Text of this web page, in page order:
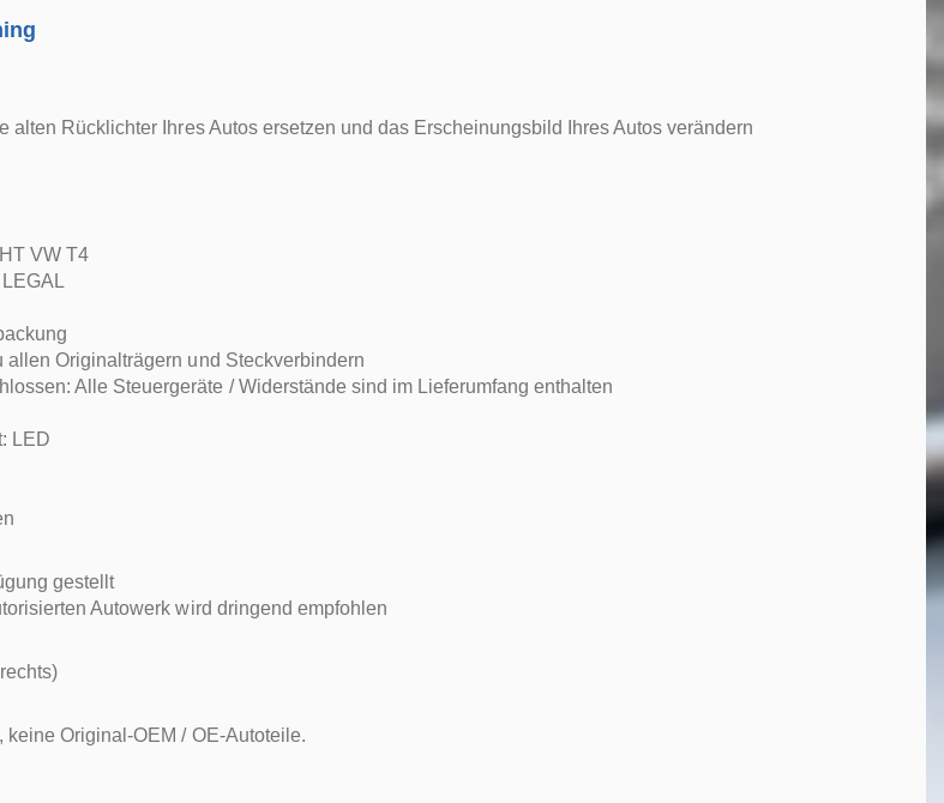
alten Rücklichter Ihres Autos ersetzen und das Erscheinungsbild Ihres Autos verändern
VW T4
allen Originalträgern und Steckverbindern
Alle Steuergeräte / Widerstände sind im Lieferumfang enthalten
LED
gestellt
Autowerk wird dringend empfohlen
keine Original-OEM / OE-Autoteile.